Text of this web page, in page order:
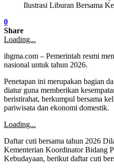
Ilustrasi Liburan Bersama
0
Share
Loading...
ihgma.com – Pemerintah resmi
nasional untuk tahun 2026.
Penetapan ini merupakan bagian
diatur guna memberikan
beristirahat, berkumpul bersama
pariwisata dan ekonomi domestik.
Loading...
Daftar cuti bersama tahun 2026
Kementerian Koordinator Bidang
Kebudayaan, berikut daftar cuti